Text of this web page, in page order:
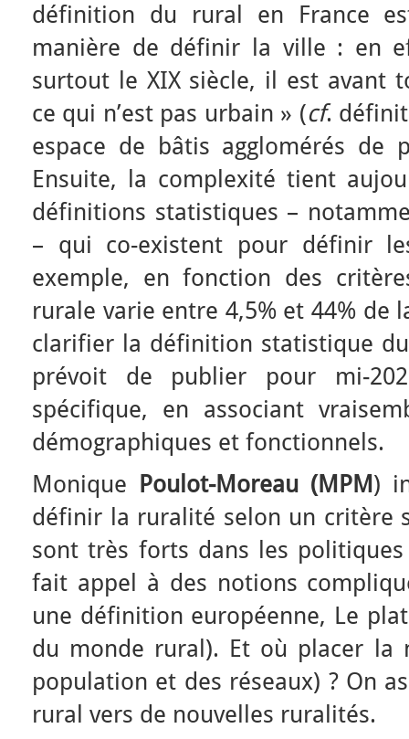
définition du rural en France
manière de définir la ville : en
surtout le XIX siècle, il est avant
ce qui n’est pas urbain » (cf.
espace de bâtis agglomérés de
Ensuite, la complexité tient
définitions statistiques –
– qui co-existent pour définir
exemple, en fonction des
rurale varie entre 4,5% et 44% de
clarifier la définition statistique du
prévoit de publier pour mi-
spécifique, en associant
démographiques et fonctionnels.
Monique
Poulot-Moreau (MPM )
définir la ruralité selon un critère
sont très forts dans les
fait appel à des notions
une définition européenne, Le
du monde rural). Et où placer la
population et des réseaux) ? On
rural vers de nouvelles ruralités.